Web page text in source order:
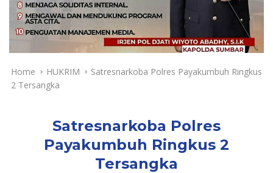
y
a
a
n
T
Home HUKRIM
Satresnarkoba Polres Payakumbuh Ringkus
2 Tersangka
Satresnarkoba Polres
Payakumbuh Ringkus 2
Tersangka